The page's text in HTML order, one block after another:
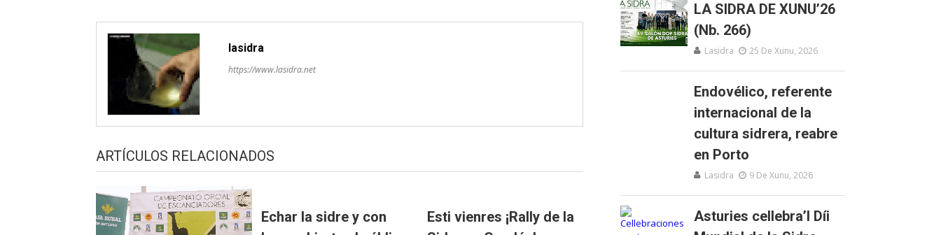
lasidra
https://www.lasidra.net
ARTÍCULOS RELACIONADOS
Echar la sidre y con
Esti vienres ¡Rally de la
LA SIDRA DE XUNU’26
(Nb. 266)
Lasidra 25 De Xunu, 2026
Endovélico, referente
internacional de la
cultura sidrera, reabre
en Porto
Lasidra 9 De Xunu, 2026
Asturies cellebra’l Díi